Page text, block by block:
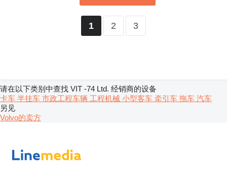
1 2 3
请在以下类别中查找 VIT -74 Ltd. 经销商的设备
卡车 半挂车 市政工程车辆 工程机械 小型客车 牵引车 拖车 汽车
另见
Volvo的卖方